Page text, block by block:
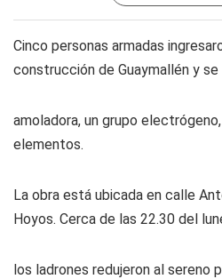
Cinco personas armadas
construcción de Guaymallén y se
amoladora, un grupo
elementos.
La obra está ubicada en calle
Hoyos. Cerca de las 22.30 del
los ladrones redujeron al sereno